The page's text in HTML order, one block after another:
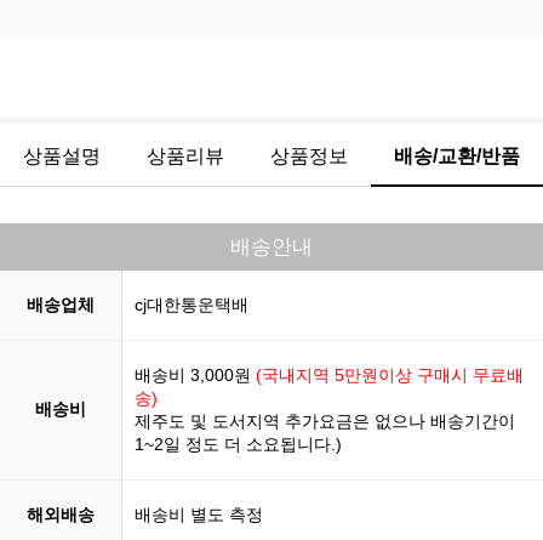
상품설명 상품리뷰 상품정보 배송/교환/반품
배송안내
배송업체 cj대한통운택배
배송비
배송비 3,000원 (국내지역 5만원이상 구매시 무료배
송)
제주도 및 도서지역 추가요금은 없으나 배송기간이
1~2일 정도 더 소요됩니다.)
해외배송 배송비 별도 측정